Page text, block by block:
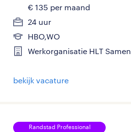
€ 135 per maand
24 uur
HBO,WO
Werkorganisatie HLT Samen
bekijk vacature
Randstad Professional